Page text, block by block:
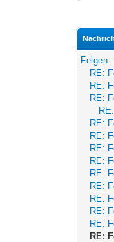
Felgen
RE:
RE:
RE:
RE:
RE:
RE:
RE:
RE:
RE:
RE:
RE:
RE:
RE: